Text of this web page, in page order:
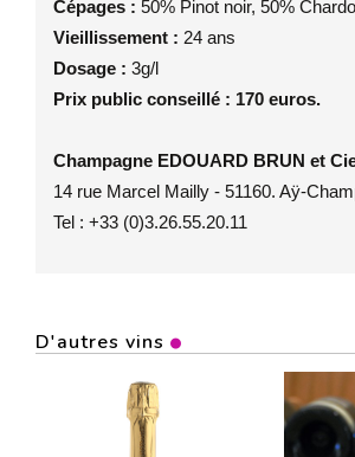
Cépages : 50% Pinot noir, 50%
Vieillissement : 24 ans
Dosage : 3g/l
Prix public conseillé : 170 euros.
Champagne EDOUARD BRUN et
14 rue Marcel Mailly - 51160. Aÿ-
Tel : +33 (0)3.26.55.20.11
D'autres vins